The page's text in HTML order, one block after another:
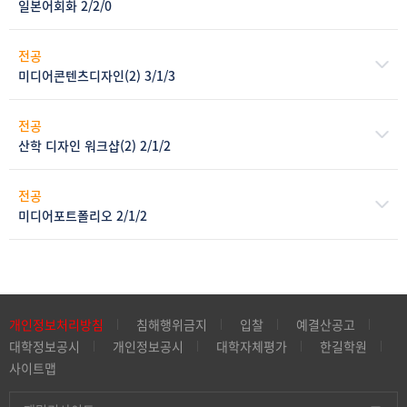
일본어회화 2/2/0
전공
미디어콘텐츠디자인(2) 3/1/3
전공
산학 디자인 워크샵(2) 2/1/2
전공
미디어포트폴리오 2/1/2
개인정보처리방침 침해행위금지 입찰
예결산공고
대학정보공시
개인정보공시 대학자체평가
한길학원
사이트맵